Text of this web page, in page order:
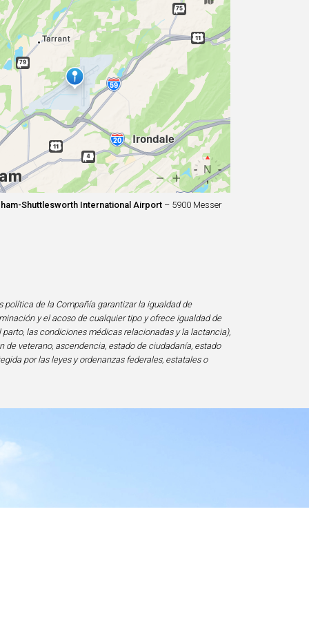
Shuttlesworth International Airport – 5900 Messer
política de la Compañía garantizar la igualdad de
y el acoso de cualquier tipo y ofrece igualdad de
las condiciones médicas relacionadas y la lactancia),
veterano, ascendencia, estado de ciudadanía, estado
por las leyes y ordenanzas federales, estatales o